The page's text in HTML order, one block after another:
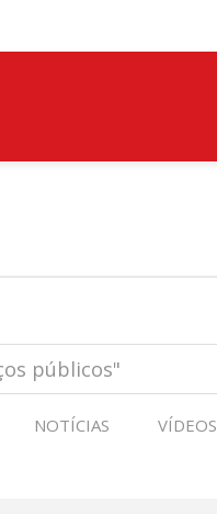
NOTÍCIAS VÍDEOS